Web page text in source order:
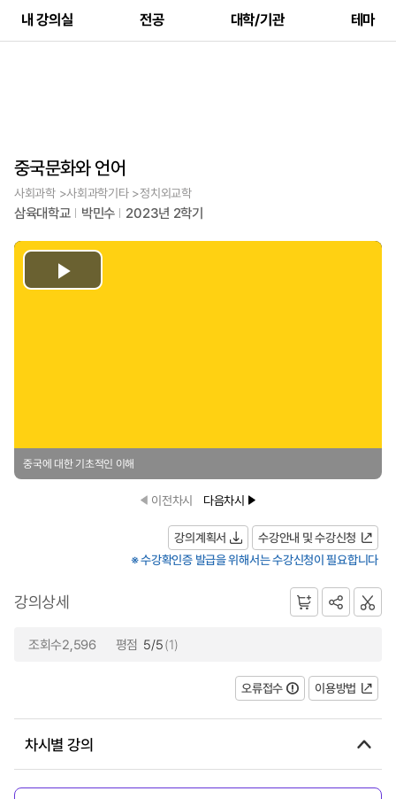
내 강의실 전공 대학/기관 테마
중국문화와 언어
사회과학 >사회과학기타 >정치외교학
삼육대학교 박민수 2023년 2학기
Play
중국에 대한 기초적인 이해
이전차시 다음차시
강의계획서
수강안내 및 수강신청
※ 수강확인증 발급을 위해서는 수강신청이 필요합니다
강의상세
조회수2,596 평점 5/5(1)
오류접수 이용방법
차시별 강의